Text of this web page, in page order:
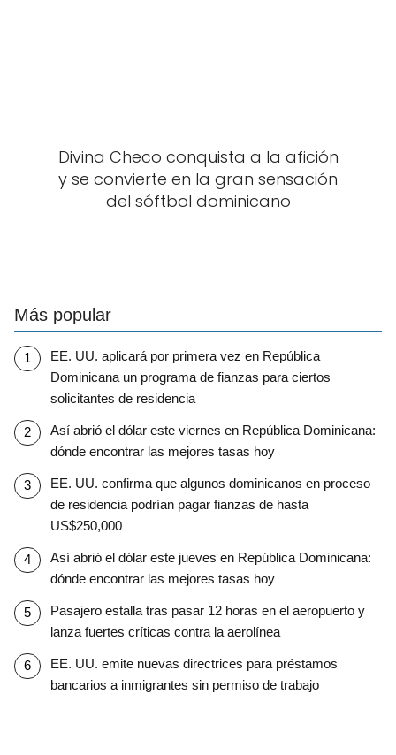
Divina Checo conquista a la afición
y se convierte en la gran sensación
del sóftbol dominicano
Más popular
EE. UU. aplicará por primera vez en República
Dominicana un programa de fianzas para ciertos
solicitantes de residencia
Así abrió el dólar este viernes en República Dominicana:
dónde encontrar las mejores tasas hoy
EE. UU. confirma que algunos dominicanos en proceso
de residencia podrían pagar fianzas de hasta
US$250,000
Así abrió el dólar este jueves en República Dominicana:
dónde encontrar las mejores tasas hoy
Pasajero estalla tras pasar 12 horas en el aeropuerto y
lanza fuertes críticas contra la aerolínea
EE. UU. emite nuevas directrices para préstamos
bancarios a inmigrantes sin permiso de trabajo